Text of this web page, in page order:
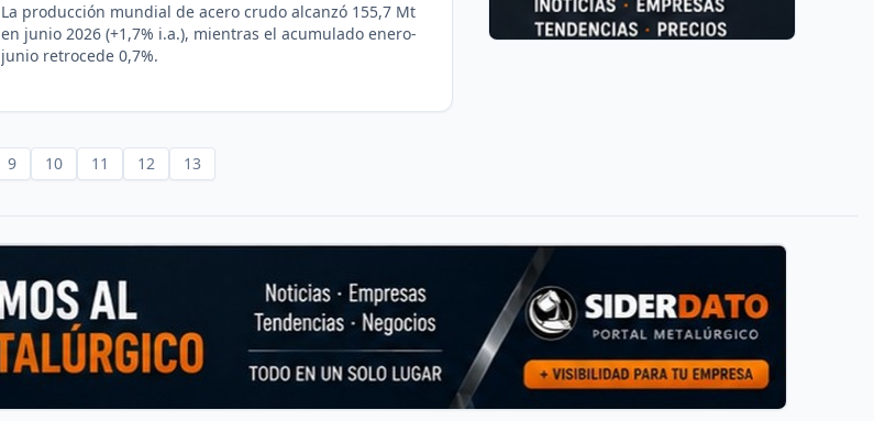
La producción mundial de acero crudo alcanzó 155,7 Mt
en junio 2026 (+1,7% i.a.), mientras el acumulado enero-
junio retrocede 0,7%.
9 10 11 12 13